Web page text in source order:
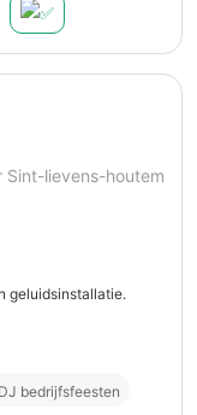
Sint-lievens-houtem
geluidsinstallatie.
DJ bedrijfsfeesten